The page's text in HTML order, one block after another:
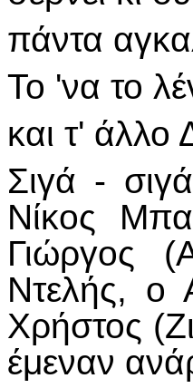
πάντα
Το 'να το
και τ' άλλο
Σιγά -
Νίκος
Γιώργος
Ντελής, ο
Χρήστος
έμεναν